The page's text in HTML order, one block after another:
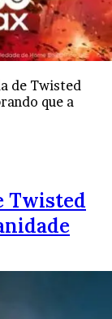
de Twisted
que a
Twisted